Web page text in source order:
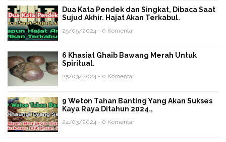
Dua Kata Pendek dan Singkat, Dibaca Saat
Sujud Akhir. Hajat Akan Terkabul.
25/05/2024 - 0 Komentar
6 Khasiat Ghaib Bawang Merah Untuk
Spiritual.
25/03/2024 - 0 Komentar
9 Weton Tahan Banting Yang Akan Sukses
Kaya Raya Ditahun 2024.,
24/03/2024 - 0 Komentar